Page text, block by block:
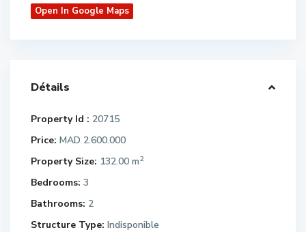
Open In Google Maps
Détails
Property Id : 20715
Price: MAD 2.600.000
Property Size: 132.00 m2
Bedrooms: 3
Bathrooms: 2
Structure Type: Indisponible